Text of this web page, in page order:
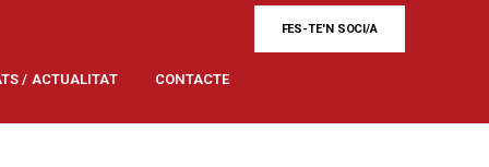
FES-TE'N SOCI/A
/ ACTUALITAT CONTACTE